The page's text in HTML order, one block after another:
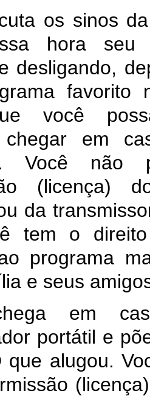
os sinos
hora seu
desligando,
favorito
você
chegar em
Você não
(licença)
da
tem o
programa
e seus
em
portátil e
que alugou.